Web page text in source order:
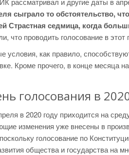
сыграло то обстоятельство,
Страстная седмица, когда
что проводить голосование в этот
условия, как правило,
Кроме прочего, в конце месяца
голосования в
в 2020 году приходится на
изменения уже внесены в
голосование по
общества и государства на